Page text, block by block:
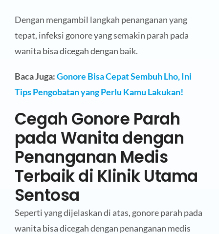
Dengan mengambil langkah penanganan yang
tepat, infeksi gonore yang semakin parah pada
wanita bisa dicegah dengan baik.
Baca Juga:Gonore Bisa Cepat Sembuh Lho, Ini
Tips Pengobatan yang Perlu Kamu Lakukan!
Cegah Gonore Parah
pada Wanita dengan
Penanganan Medis
Terbaik di Klinik Utama
Sentosa
Seperti yang dijelaskan di atas, gonore parah pada
wanita bisa dicegah dengan penanganan medis